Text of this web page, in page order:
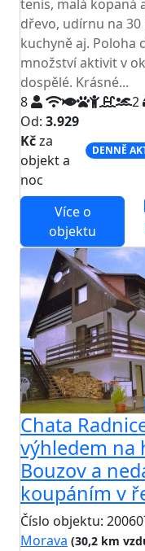
tenis, malá kopaná
dřevo, udírnu na
kuchyně aj. Poloha
množství aktivit v
dospělé. Krásné...
8
2
Od: 3.929
Kčza
objekt a
noc
DENNĚ
Více o
objektu
Chata
výhledem na
Bouzov a
koupáním v
Číslo objektu:
Morava (30,2 km